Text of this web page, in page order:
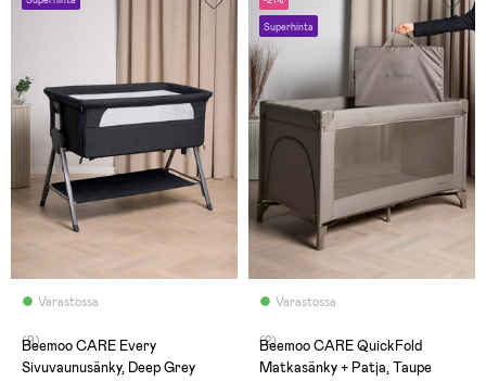
Varastossa
(9)
Beemoo CARE Every
Sivuvaunusänky, Deep Grey
Superhinta
Varastossa
(2)
Beemoo CARE QuickFold
Matkasänky + Patja, Taupe